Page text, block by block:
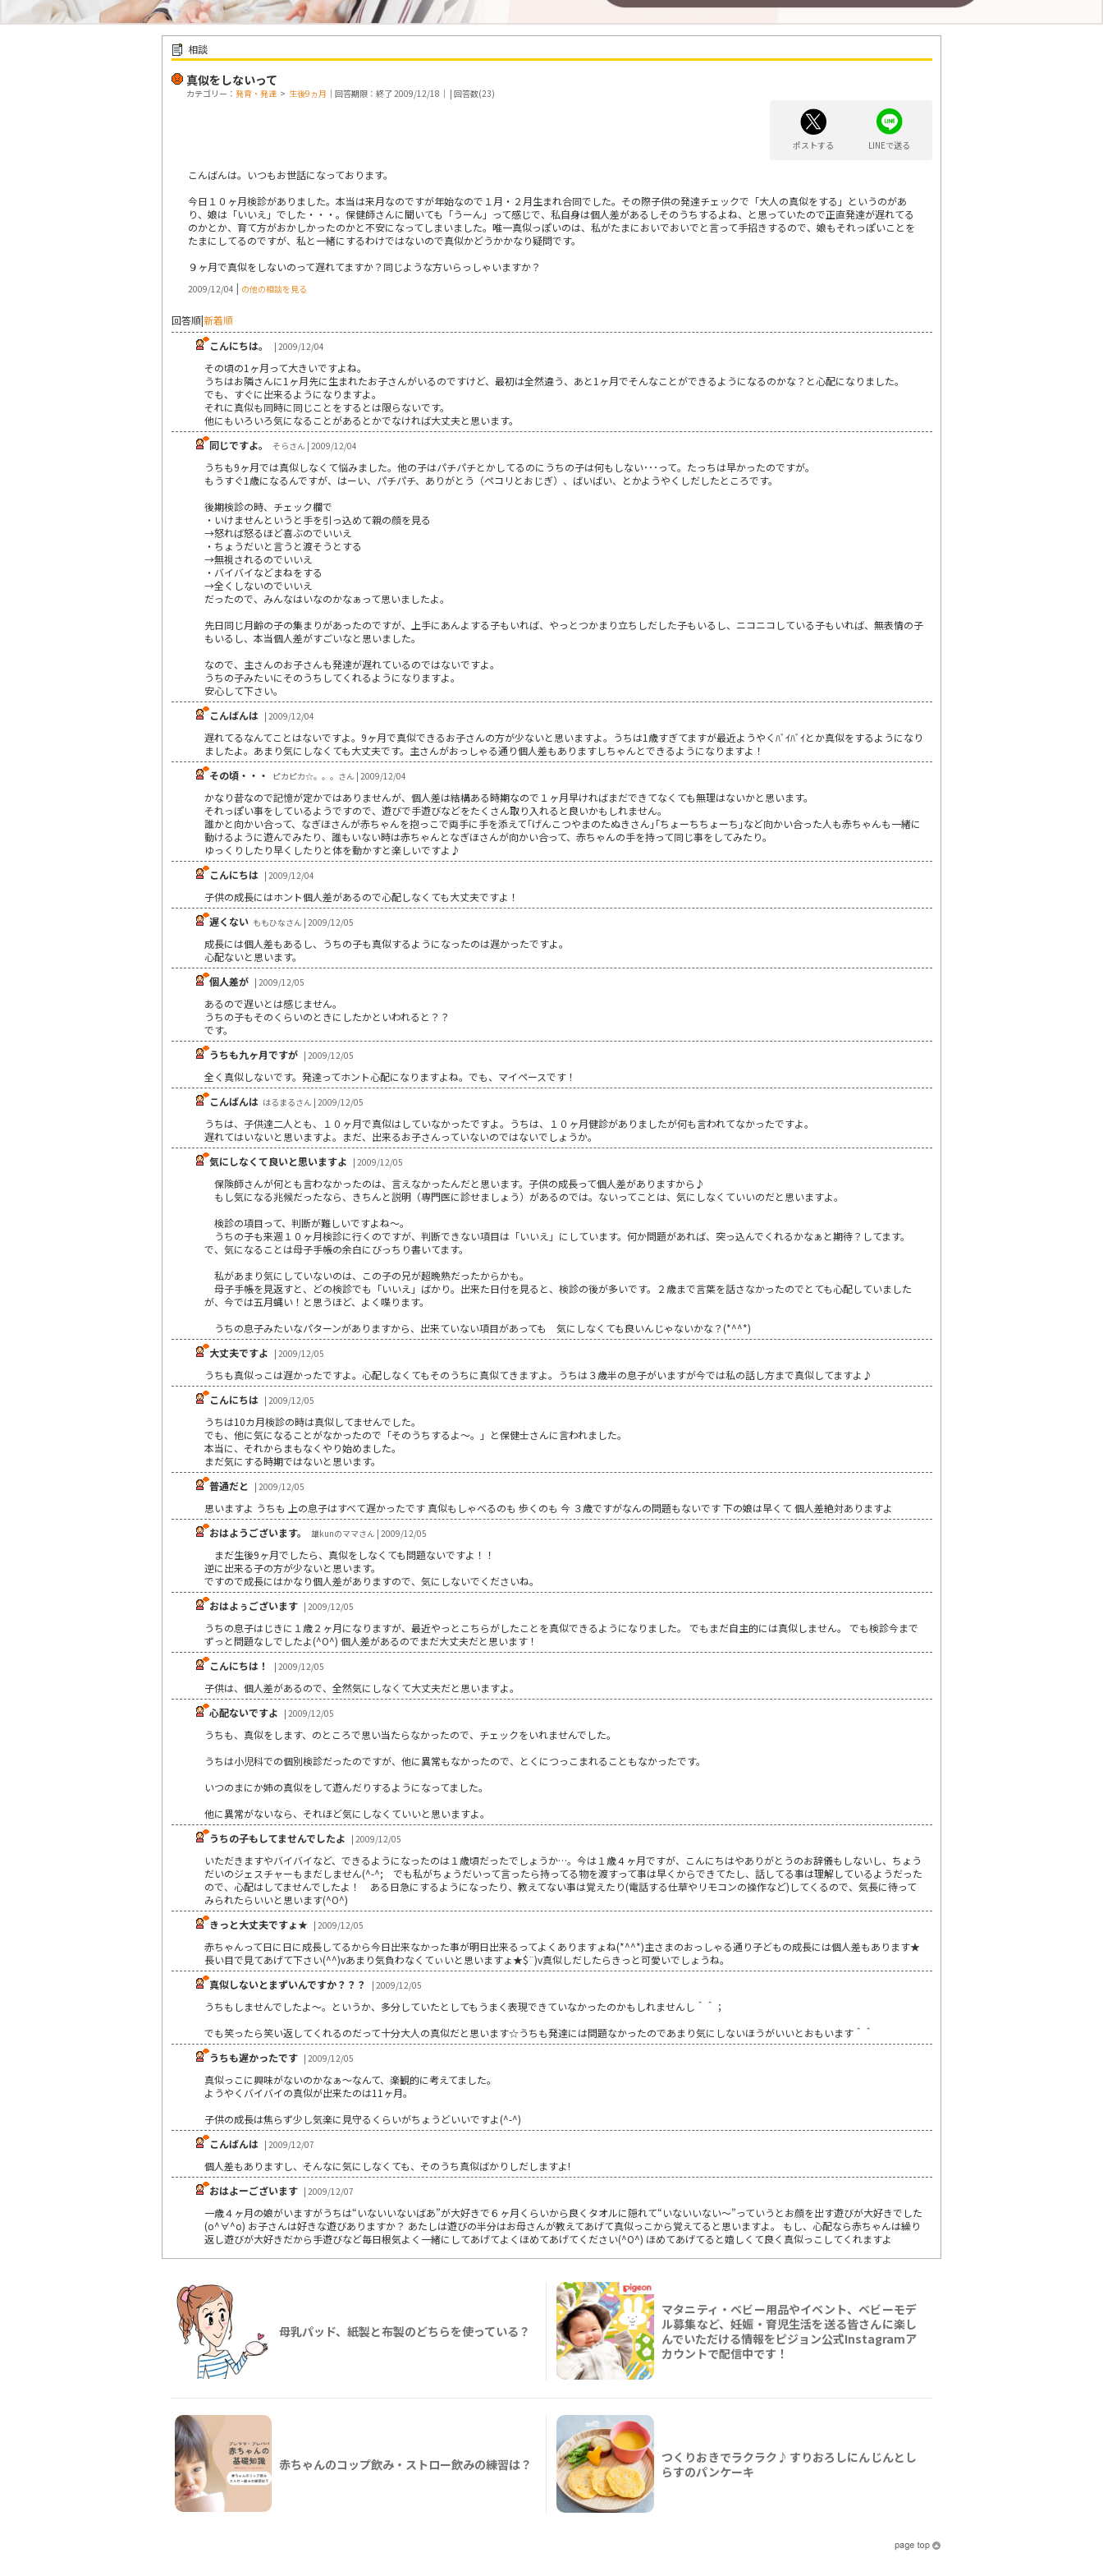
相談
真似をしないって
カテゴリー： 発育・発達 > 生後9ヵ月 ｜回答期限：終了 2009/12/18｜ | 回答数(23)
ポストする LINEで送る
こんばんは。いつもお世話になっております。
今日１０ヶ月検診がありました。本当は来月なのですが年始なので１月・２月生まれ合同でした。その際子供の発達チェックで「大人の真似をする」というのがあ
り、娘は「いいえ」でした・・・。保健師さんに聞いても「うーん」って感じで、私自身は個人差があるしそのうちするよね、と思っていたので正直発達が遅れてる
のかとか、育て方がおかしかったのかと不安になってしまいました。唯一真似っぽいのは、私がたまにおいでおいでと言って手招きするので、娘もそれっぽいことを
たまにしてるのですが、私と一緒にするわけではないので真似かどうかかなり疑問です。
９ヶ月で真似をしないのって遅れてますか？同じような方いらっしゃいますか？
2009/12/04 の他の相談を見る
回答順新着順
こんにちは。
| 2009/12/04
その頃の1ヶ月って大きいですよね。
うちはお隣さんに1ヶ月先に生まれたお子さんがいるのですけど、最初は全然違う、あと1ヶ月でそんなことができるようになるのかな？と心配になりました。
でも、すぐに出来るようになりますよ。
それに真似も同時に同じことをするとは限らないです。
他にもいろいろ気になることがあるとかでなければ大丈夫と思います。
同じですよ。
そらさん | 2009/12/04
うちも9ヶ月では真似しなくて悩みました。他の子はパチパチとかしてるのにうちの子は何もしない･･･って。たっちは早かったのですが。
もうすぐ1歳になるんですが、はーい、パチパチ、ありがとう（ペコリとおじぎ）、ばいばい、とかようやくしだしたところです。
後期検診の時、チェック欄で
・いけませんというと手を引っ込めて親の顔を見る
→怒れば怒るほど喜ぶのでいいえ
・ちょうだいと言うと渡そうとする
→無視されるのでいいえ
・バイバイなどまねをする
→全くしないのでいいえ
だったので、みんなはいなのかなぁって思いましたよ。
先日同じ月齢の子の集まりがあったのですが、上手にあんよする子もいれば、やっとつかまり立ちしだした子もいるし、ニコニコしている子もいれば、無表情の子
もいるし、本当個人差がすごいなと思いました。
なので、主さんのお子さんも発達が遅れているのではないですよ。
うちの子みたいにそのうちしてくれるようになりますよ。
安心して下さい。
こんばんは | 2009/12/04
遅れてるなんてことはないですよ。9ヶ月で真似できるお子さんの方が少ないと思いますよ。うちは1歳すぎてますが最近ようやくﾊﾞｲﾊﾞｲとか真似をするようになり
ましたよ。あまり気にしなくても大丈夫です。主さんがおっしゃる通り個人差もありますしちゃんとできるようになりますよ！
その頃・・・
ピカピカ☆。。。さん | 2009/12/04
かなり昔なので記憶が定かではありませんが、個人差は結構ある時期なので１ヶ月早ければまだできてなくても無理はないかと思います。
それっぽい事をしているようですので、遊びで手遊びなどをたくさん取り入れると良いかもしれません。
誰かと向かい合って、なぎほさんが赤ちゃんを抱っこで両手に手を添えて｢げんこつやまのたぬきさん｣｢ちょーちちょーち｣など向かい合った人も赤ちゃんも一緒に
動けるように遊んでみたり、誰もいない時は赤ちゃんとなぎほさんが向かい合って、赤ちゃんの手を持って同じ事をしてみたり。
ゆっくりしたり早くしたりと体を動かすと楽しいですよ♪
こんにちは | 2009/12/04
子供の成長にはホント個人差があるので心配しなくても大丈夫ですよ！
遅くない ももひなさん | 2009/12/05
成長には個人差もあるし、うちの子も真似するようになったのは遅かったですよ。
心配ないと思います。
個人差が | 2009/12/05
あるので遅いとは感じません。
うちの子もそのくらいのときにしたかといわれると？？
です。
うちも九ヶ月ですが | 2009/12/05
全く真似しないです。発達ってホント心配になりますよね。でも、マイペースです！
こんばんは はるまるさん | 2009/12/05
うちは、子供達二人とも、１０ヶ月で真似はしていなかったですよ。うちは、１０ヶ月健診がありましたが何も言われてなかったですよ。
遅れてはいないと思いますよ。まだ、出来るお子さんっていないのではないでしょうか。
気にしなくて良いと思いますよ | 2009/12/05
保険師さんが何とも言わなかったのは、言えなかったんだと思います。子供の成長って個人差がありますから♪
もし気になる兆候だったなら、きちんと説明（専門医に診せましょう）があるのでは。ないってことは、気にしなくていいのだと思いますよ。
検診の項目って、判断が難しいですよね～。
うちの子も来週１０ヶ月検診に行くのですが、判断できない項目は「いいえ」にしています。何か問題があれば、突っ込んでくれるかなぁと期待？してます。
で、気になることは母子手帳の余白にびっちり書いてます。
私があまり気にしていないのは、この子の兄が超晩熟だったからかも。
母子手帳を見返すと、どの検診でも「いいえ」ばかり。出来た日付を見ると、検診の後が多いです。２歳まで言葉を話さなかったのでとても心配していました
が、今では五月蝿い！と思うほど、よく喋ります。
うちの息子みたいなパターンがありますから、出来ていない項目があっても 気にしなくても良いんじゃないかな？(*^^*)
大丈夫ですよ | 2009/12/05
うちも真似っこは遅かったですよ。心配しなくてもそのうちに真似てきますよ。うちは３歳半の息子がいますが今では私の話し方まで真似してますよ♪
こんにちは | 2009/12/05
うちは10カ月検診の時は真似してませんでした。
でも、他に気になることがなかったので「そのうちするよ～。」と保健士さんに言われました。
本当に、それからまもなくやり始めました。
まだ気にする時期ではないと思います。
普通だと | 2009/12/05
思いますよ うちも 上の息子はすべて遅かったです 真似もしゃべるのも 歩くのも 今 ３歳ですがなんの問題もないです 下の娘は早くて 個人差絶対ありますよ
おはようございます。
雄kunのママさん | 2009/12/05
まだ生後9ヶ月でしたら、真似をしなくても問題ないですよ！！
逆に出来る子の方が少ないと思います。
ですので成長にはかなり個人差がありますので、気にしないでくださいね。
おはよぅございます | 2009/12/05
うちの息子はじきに１歳２ヶ月になりますが、最近やっとこちらがしたことを真似できるようになりました。 でもまだ自主的には真似しません。 でも検診今まで
ずっと問題なしでしたよ(^O^) 個人差があるのでまだ大丈夫だと思います！
こんにちは！
| 2009/12/05
子供は、個人差があるので、全然気にしなくて大丈夫だと思いますよ。
心配ないですよ | 2009/12/05
うちも、真似をします、のところで思い当たらなかったので、チェックをいれませんでした。
うちは小児科での個別検診だったのですが、他に異常もなかったので、とくにつっこまれることもなかったです。
いつのまにか姉の真似をして遊んだりするようになってました。
他に異常がないなら、それほど気にしなくていいと思いますよ。
うちの子もしてませんでしたよ | 2009/12/05
いただきますやバイバイなど、できるようになったのは１歳頃だったでしょうか…。今は１歳４ヶ月ですが、こんにちはやありがとうのお辞儀もしないし、ちょう
だいのジェスチャーもまだしません(^-^; でも私がちょうだいって言ったら持ってる物を渡すって事は早くからできてたし、話してる事は理解しているようだった
ので、心配はしてませんでしたよ！ ある日急にするようになったり、教えてない事は覚えたり(電話する仕草やリモコンの操作など)してくるので、気長に待って
みられたらいいと思います(^O^)
きっと大丈夫ですょ★ | 2009/12/05
赤ちゃんって日に日に成長してるから今日出来なかった事が明日出来るってよくありますょね(*^^*)主さまのおっしゃる通り子どもの成長には個人差もあります★
長い目で見てあげて下さい(^^)vあまり気負わなくてぃいと思いますょ★$¨)v真似しだしたらきっと可愛いでしょうね。
真似しないとまずいんですか？？？
| 2009/12/05
うちもしませんでしたよ～。というか、多分していたとしてもうまく表現できていなかったのかもしれませんし＾＾；
でも笑ったら笑い返してくれるのだって十分大人の真似だと思います☆うちも発達には問題なかったのであまり気にしないほうがいいとおもいます＾＾
うちも遅かったです | 2009/12/05
真似っこに興味がないのかなぁ～なんて、楽観的に考えてました。
ようやくバイバイの真似が出来たのは11ヶ月。
子供の成長は焦らず少し気楽に見守るくらいがちょうどいいですよ(^-^)
こんばんは | 2009/12/07
個人差もありますし、そんなに気にしなくても、そのうち真似ばかりしだしますよ!
おはよーございます | 2009/12/07
一歳４ヶ月の娘がいますがうちは“いないいないばあ”が大好きで６ヶ月くらいから良くタオルに隠れて“いないいない～”っていうとお顔を出す遊びが大好きでした
(o^∀^o) お子さんは好きな遊びありますか？ あたしは遊びの半分はお母さんが教えてあげて真似っこから覚えてると思いますよ。 もし、心配なら赤ちゃんは繰り
返し遊びが大好きだから手遊びなど毎日根気よく一緒にしてあげてよくほめてあげてください(^O^) ほめてあげてると嬉しくて良く真似っこしてくれますよ
母乳パッド、紙製と布製のどちらを使っている？
マタニティ・ベビー用品やイベント、ベビーモデ
ル募集など、妊娠・育児生活を送る皆さんに楽し
んでいただける情報をピジョン公式Instagramア
カウントで配信中です！
赤ちゃんのコップ飲み・ストロー飲みの練習は？
つくりおきでラクラク♪すりおろしにんじんとし
らすのパンケーキ